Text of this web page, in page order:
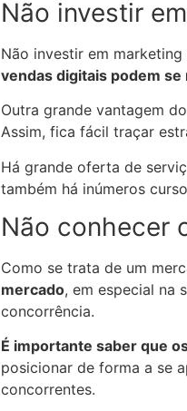
Não investir
Não investir em
vendas digitais podem
Outra grande vantagem
Assim, fica fácil traçar
Há grande oferta de
também há inúmeros
Não conhecer
Como se trata de um
mercado, em especial na
concorrência.
É importante saber que
posicionar de forma a se
concorrentes.